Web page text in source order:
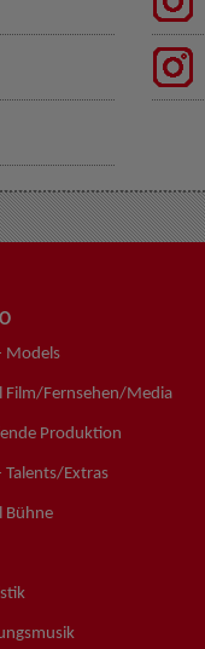
Models
Film/Fernsehen/Media
Produktion
Talents/Extras
Bühne